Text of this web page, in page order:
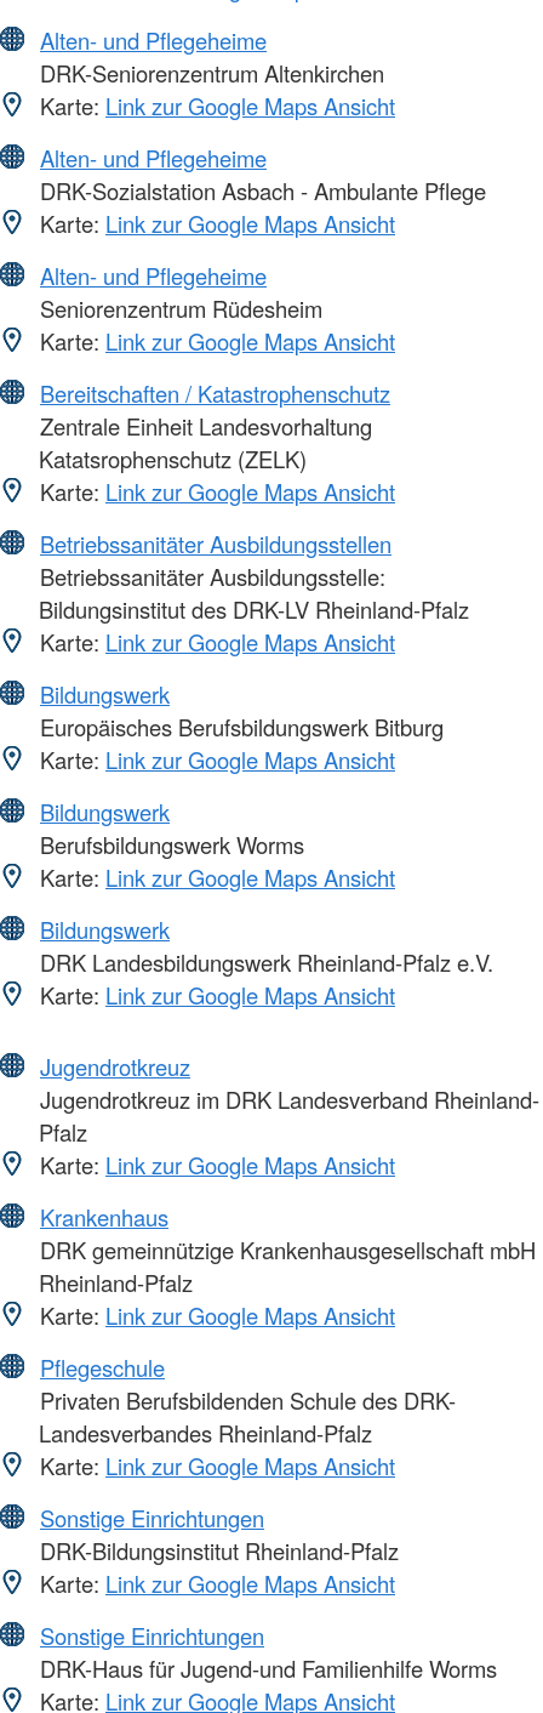
Alten- und Pflegeheime
DRK-Seniorenzentrum Altenkirchen
Karte: Link zur Google Maps Ansicht
Alten- und Pflegeheime
DRK-Sozialstation Asbach - Ambulante Pflege
Karte: Link zur Google Maps Ansicht
Alten- und Pflegeheime
Seniorenzentrum Rüdesheim
Karte: Link zur Google Maps Ansicht
Bereitschaften / Katastrophenschutz
Zentrale Einheit Landesvorhaltung
Katatsrophenschutz (ZELK)
Karte: Link zur Google Maps Ansicht
Betriebssanitäter Ausbildungsstellen
Betriebssanitäter Ausbildungsstelle:
Bildungsinstitut des DRK-LV Rheinland-Pfalz
Karte: Link zur Google Maps Ansicht
Bildungswerk
Europäisches Berufsbildungswerk Bitburg
Karte: Link zur Google Maps Ansicht
Bildungswerk
Berufsbildungswerk Worms
Karte: Link zur Google Maps Ansicht
Bildungswerk
DRK Landesbildungswerk Rheinland-Pfalz e.V.
Karte: Link zur Google Maps Ansicht
Jugendrotkreuz
Jugendrotkreuz im DRK Landesverband Rheinland-
Pfalz
Karte: Link zur Google Maps Ansicht
Krankenhaus
DRK gemeinnützige Krankenhausgesellschaft mbH
Rheinland-Pfalz
Karte: Link zur Google Maps Ansicht
Pflegeschule
Privaten Berufsbildenden Schule des DRK-
Landesverbandes Rheinland-Pfalz
Karte: Link zur Google Maps Ansicht
Sonstige Einrichtungen
DRK-Bildungsinstitut Rheinland-Pfalz
Karte: Link zur Google Maps Ansicht
Sonstige Einrichtungen
DRK-Haus für Jugend-und Familienhilfe Worms
Karte: Link zur Google Maps Ansicht